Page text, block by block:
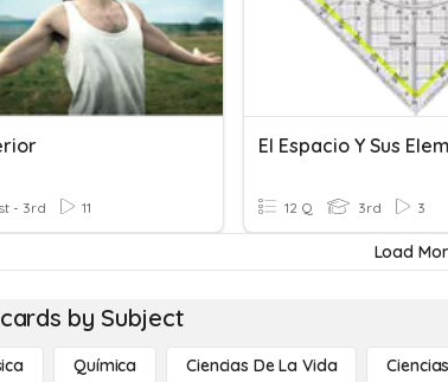
- 3rd 11
El Espacio Y Sus
12 Q 3rd 3
Load
by Subject
Química Ciencias De La Vida